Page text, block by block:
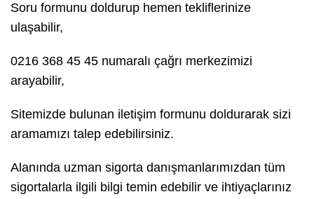
Soru formunu doldurup hemen tekliflerinize
ulaşabilir,
0216 368 45 45 numaralı çağrı merkezimizi
arayabilir,
Sitemizde bulunan iletişim formunu doldurarak sizi
aramamızı talep edebilirsiniz.
Alanında uzman sigorta danışmanlarımızdan tüm
sigortalarla ilgili bilgi temin edebilir ve ihtiyaçlarınız